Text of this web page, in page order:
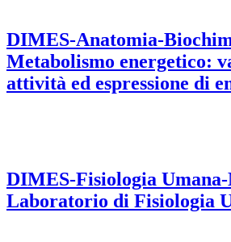
DIMES-Anatomia-
Metabolismo energetico:
attività ed espressione di
DIMES-Fisiologia
Laboratorio di Fisiologia